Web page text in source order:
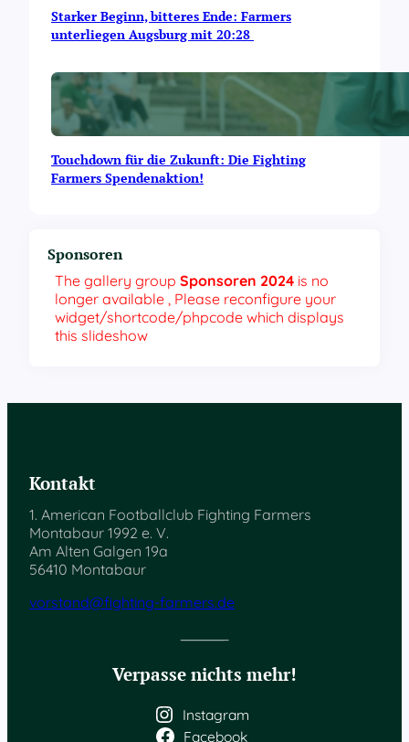
Starker Beginn, bitteres Ende: Farmers
unterliegen Augsburg mit 20:28
Touchdown für die Zukunft: Die Fighting
Farmers Spendenaktion!
Sponsoren
The gallery group Sponsoren 2024 is no
longer available , Please reconfigure your
widget/shortcode/phpcode which displays
this slideshow
Kontakt
1. American Footballclub Fighting Farmers
Montabaur 1992 e. V.
Am Alten Galgen 19a
56410 Montabaur
vorstand@fighting-farmers.de
Verpasse nichts mehr!
Instagram
Facebook